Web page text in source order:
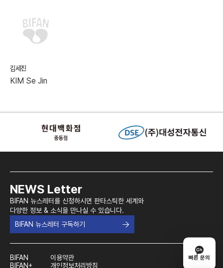
빠른 문의
김세진
KIM Se Jin
NEWS Letter
BIFAN 뉴스레터를 신청하시면 판타스틱한 세계와
다양한 정보 & 소식을 만나실 수 있습니다.
BIFAN 뉴스레터 구독하기
BIFAN
BIFAN+
이용약관
개인정보처리방침